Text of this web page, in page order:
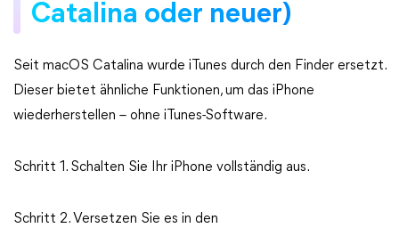
Catalina oder neuer)
Seit macOS Catalina wurde iTunes durch den Finder ersetzt.
Dieser bietet ähnliche Funktionen, um das iPhone
wiederherstellen – ohne iTunes-Software.
Schritt 1. Schalten Sie Ihr iPhone vollständig aus.
Schritt 2. Versetzen Sie es in den